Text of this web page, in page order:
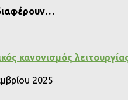
κανονισμός
2025